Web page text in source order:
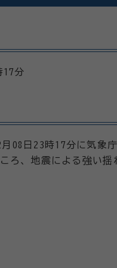
17分
08日23時17分に気象
ろ、地震による強い揺